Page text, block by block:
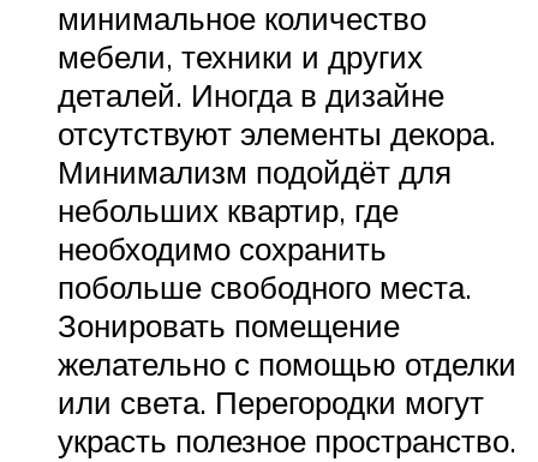
минимальное количество
мебели, техники и других
деталей. Иногда в дизайне
отсутствуют элементы декора.
Минимализм подойдёт для
небольших квартир, где
необходимо сохранить
побольше свободного места.
Зонировать помещение
желательно с помощью отделки
или света. Перегородки могут
украсть полезное пространство.